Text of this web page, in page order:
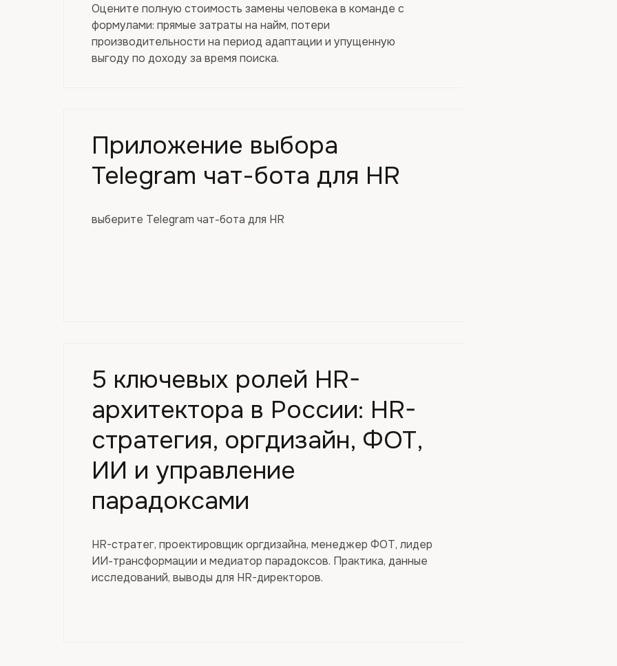
Оцените полную стоимость замены человека в команде с
формулами: прямые затраты на найм, потери
производительности на период адаптации и упущенную
выгоду по доходу за время поиска.
Приложение выбора
Telegram чат-бота для HR
выберите Telegram чат-бота для HR
5 ключевых ролей HR-
архитектора в России: HR-
стратегия, оргдизайн, ФОТ,
ИИ и управление
парадоксами
HR-стратег, проектировщик оргдизайна, менеджер ФОТ, лидер
ИИ-трансформации и медиатор парадоксов. Практика, данные
исследований, выводы для HR-директоров.